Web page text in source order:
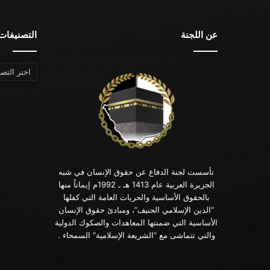
عن اللجنة
تأسست لجنة الدفاع عن حقوق الإنسان في شبه
الجزيرة العربية عام 1413 هـ ـ 1992م إيماناً منها
بالحقوق الأساسية والحريات العامة التي كفلها
“الدين الإسلامي الحنيف”، ومبادئ حقوق الإنسان
الأساسية التي ضمنتها المعاهدات والصكوك الدولية
والتي تتماشى مع “الشريعة الإسلامية” السمحاء .
التصنيفات